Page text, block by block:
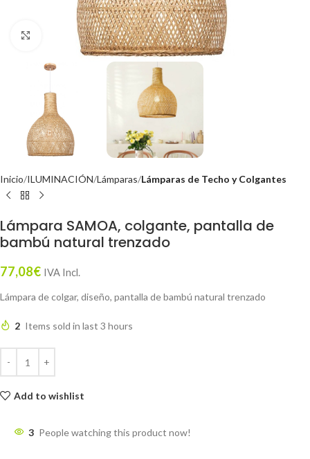
Click to enlarge
Inicio ILUMINACIÓN Lámparas Lámparas de Techo y Colgantes
Lámpara SAMOA, colgante, pantalla de
bambú natural trenzado
77,08€ IVA Incl.
Lámpara de colgar, diseño, pantalla de bambú natural trenzado
2 Items sold in last 3 hours
Add to wishlist
3 People watching this product now!